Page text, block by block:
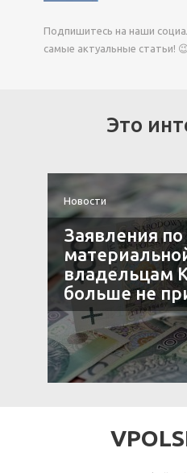
Подпишитесь на наши
самые актуальные статьи!
Это
Новости
Заявления
владельцам
больше не